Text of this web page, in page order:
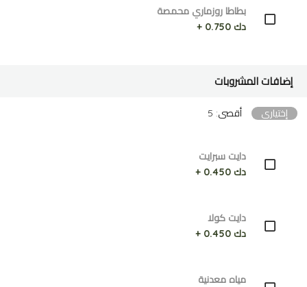
بطاطا روزماري محمصة
دك 0.750 +
إضافات المشروبات
إختياري أقصى: 5
دايت سبرايت
دك 0.450 +
دايت كولا
دك 0.450 +
مياه معدنية